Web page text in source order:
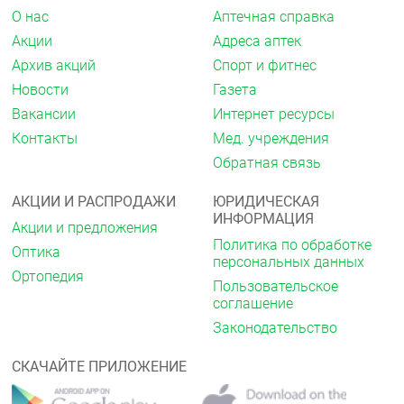
Рентгеноположительные (с высоким содержанием
кальция) желчные камни нарушение
сократительной способности желчного пузыря,
закупорка желчных путей (закупорка общего
желчного протока или пузырного протока), частые
эпизоды желчной колики острые воспалительные
заболевания желчного пузыря и желчных
протоков цирроз печени в стадии декомпенсации
выраженная печёночная и/или почечная
компонентам препарата или другим желчным
кислотам.
Педиатрическая популяция
Неудачно выполненная портоэнтеростомия или
случаи отсутствия восстановления нормального
потока желчи у детей с атрезией желчевыводящих
Урсодезоксихолевая кислота не имеет возрастных
ограничений в применении, но детям в возрасте до
3 лет рекомендуется применять
О нас
Акции
Архив акций
Новости
Вакансии
Контакты
Аптечная справка
Адреса аптек
Спорт и фитнес
Газета
Интернет ресурсы
Мед. учреждения
Обратная связь
АКЦИИ И РАСПРОДАЖИ
Акции и предложения
Оптика
Ортопедия
ЮРИДИЧЕСКАЯ
ИНФОРМАЦИЯ
Политика по обработке
персональных данных
Пользовательское
соглашение
Законодательство
СКАЧАЙТЕ ПРИЛОЖЕНИЕ